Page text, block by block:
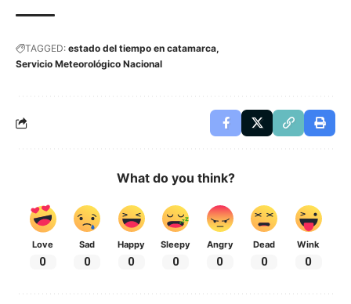
TAGGED: estado del tiempo en catamarca
Servicio Meteorológico Nacional
What do you think?
Love
0
Sad
0
Happy
0
Sleepy
0
Angry
0
Dead
0
Wink
0